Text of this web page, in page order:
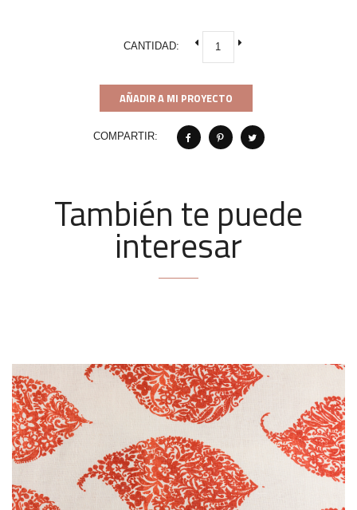
CANTIDAD:
AÑADIR A MI PROYECTO
COMPARTIR:
También te puede
interesar